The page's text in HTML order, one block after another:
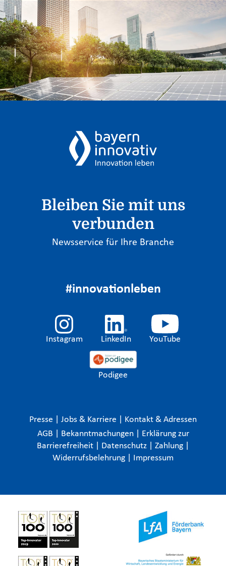
Bleiben Sie mit uns
verbunden
Newsservice für Ihre Branche
#innovationleben
Instagram LinkedIn YouTube
Podigee
Presse Jobs & Karriere
Kontakt & Adressen
AGB
Bekanntmachungen
Erklärung zur
Barrierefreiheit
Datenschutz Zahlung
Widerrufsbelehrung
Impressum